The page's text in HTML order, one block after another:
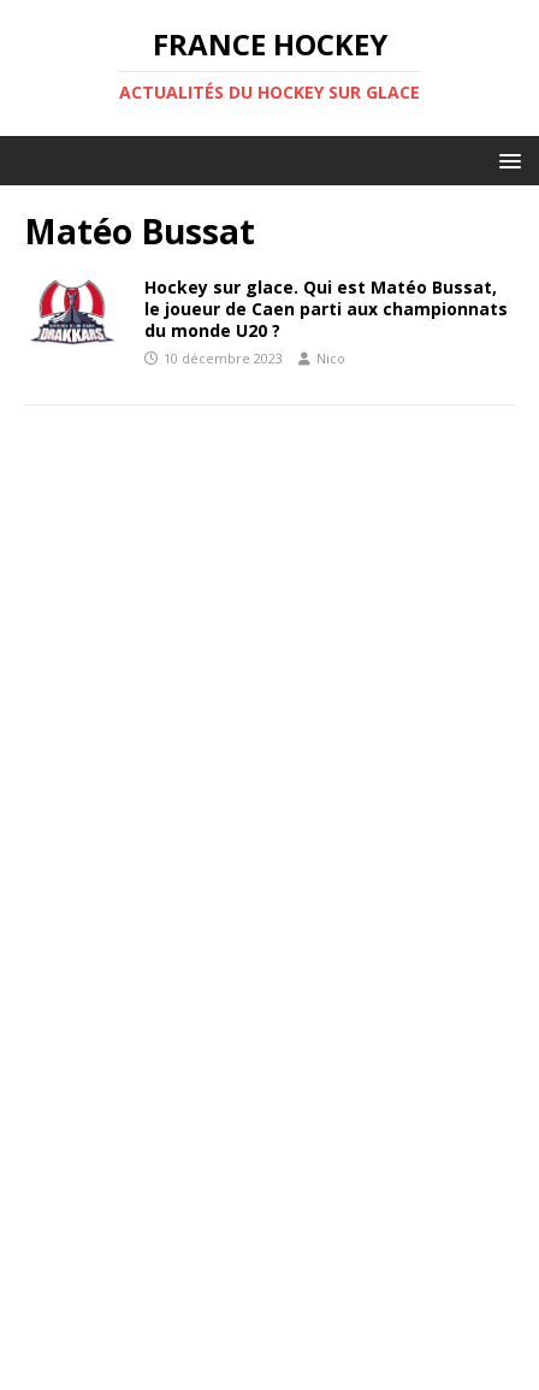
FRANCE HOCKEY
ACTUALITÉS DU HOCKEY SUR GLACE
Matéo Bussat
Hockey sur glace. Qui est Matéo Bussat,
le joueur de Caen parti aux championnats
du monde U20 ?
10 décembre 2023 Nico